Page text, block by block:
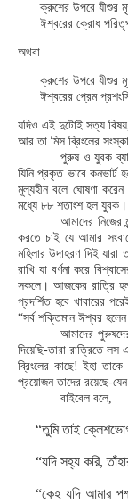
ক্রুশের উপরে যীশুর
ঈশ্বরের ক্রোধ
অথবা
ক্রুশের উপরে যীশুর
ঈশ্বরের প্রেম
যদিও এই দুটোই সত্য
আর তা মিস ব্রিংলের
পুরুষ ও যুবক
যিনি প্রকৃত ভাবে কনভার্ট
মূল্যহীন বলে ঘোষণা
মধ্যে ৮৮ শতাংশ হল যুবক।
আমাদের নিজের
করতে চাই যে আমার
মহিলার উদাহরণ দিই
রাখি যা বর্ণনা করে
সকলে। আজকের রাত্রি হল
প্রদর্শিত হবে খাবারের
“সর্ব শক্তিমান ঈশ্বর
আমাদের
দিয়েছি-তারা রাত্রিতে
ব্রিংলের কাছে! ইহা
প্রয়োজন তাদের রয়েছে-
বাইবেল বলে,
“তুমি তাই
“যদি সহ্য করি,
“কেহ যদি আমার